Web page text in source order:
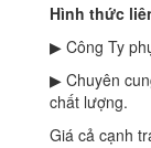
Hình thức
▶ Công Ty
▶ Chuyên
chất lượng.
Giá cả cạnh